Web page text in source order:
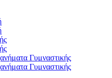
Γυμναστικής
Γυμναστικής